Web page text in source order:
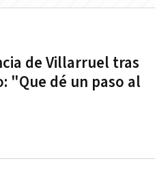
de Villarruel tras
"Que dé un paso al